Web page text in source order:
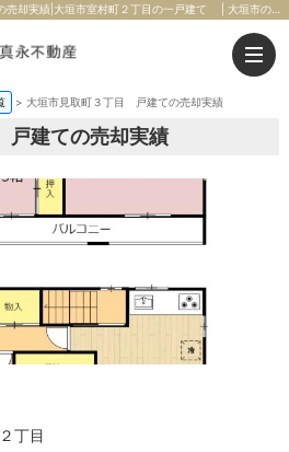
> 大垣市見取町３丁目 戸建ての売却実績
建ての売却実績
丁目